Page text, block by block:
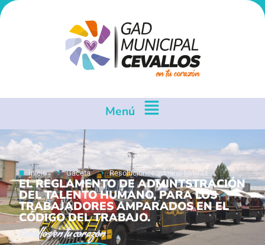
Menú
Inicio Gaceta Resoluciones administrativas
EL REGLAMENTO DE ADMINTSTRACIÓN
DEL TALENTO HUMANO, PARA LOS
TRABAJADORES AMPARADOS EN EL
CÓDIGO DEL TRABAJO.
Cevallosen tu corazón